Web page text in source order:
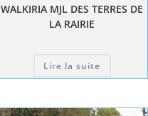
WALKIRIA MJL DES TERRES DE
LA RAIRIE
Lire la suite